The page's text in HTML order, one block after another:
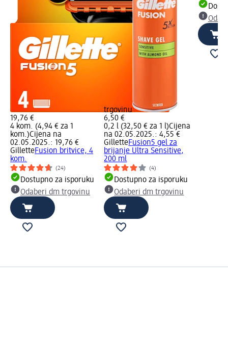
19,76 €
4 kom. (4,94 € za 1
kom.)Cijena na
02.05.2025.: 19,76 €
GilletteFusion britvice, 4
kom.
(24)
Dostupno za isporuku
Odaberi dm trgovinu
trgovinu
6,50 €
0,2 l (32,50 € za 1 l)Cijena
na 02.05.2025.: 4,55 €
GilletteFusion5 gel za
brijanje Ultra Sensitive,
200 ml
(4)
Dostupno za isporuku
Odaberi dm trgovinu